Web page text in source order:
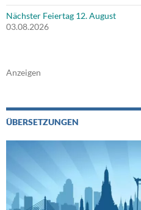
Nächster Feiertag 12. August
03.08.2026
Anzeigen
ÜBERSETZUNGEN